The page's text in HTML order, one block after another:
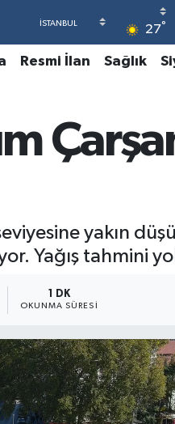
27°
Resmi İlan Sağlık
yakın
Yağış tahmini
1 DK
OKUNMA SÜRESI